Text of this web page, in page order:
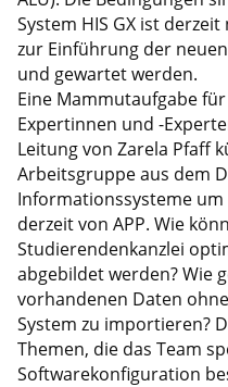
System HIS GX ist
zur Einführung der
und gewartet werden.
Eine Mammutaufgabe
Expertinnen und -
Leitung von Zarela Pfaff
Arbeitsgruppe aus dem
Informationssysteme
derzeit von APP. Wie
Studierendenkanzlei
abgebildet werden? Wie
vorhandenen Daten
System zu importieren?
Themen, die das Team
Softwarekonfiguration